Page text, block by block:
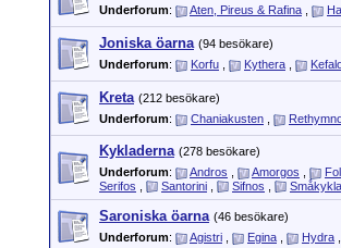
Underforum: Aten, Pireus & Rafina
Joniska öarna (94 besökare)
Underforum: Korfu Kythera
Kreta (212 besökare)
Underforum: Chaniakusten
Kykladerna (278 besökare)
Underforum: Andros Amorgos
Serifos
Santorini Sifnos
Saroniska öarna (46 besökare)
Underforum: Agistri Egina Hydra